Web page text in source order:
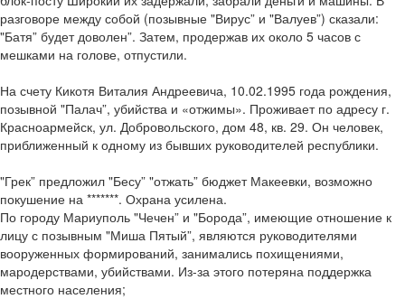
разговоре между собой (позывные "Вирус” и "Валуев”) сказали:
"Батя” будет доволен”. Затем, продержав их около 5 часов с
мешками на голове, отпустили.
На счету Кикотя Виталия Андреевича, 10.02.1995 года рождения,
позывной "Палач”, убийства и «отжимы». Проживает по адресу г.
Красноармейск, ул. Добровольского, дом 48, кв. 29. Он человек,
приближенный к одному из бывших руководителей республики.
"Грек” предложил "Бесу” "отжать” бюджет Макеевки, возможно
покушение на *******. Охрана усилена.
По городу Мариуполь "Чечен” и "Борода”, имеющие отношение к
лицу с позывным "Миша Пятый”, являются руководителями
вооруженных формирований, занимались похищениями,
мародерствами, убийствами. Из-за этого потеряна поддержка
местного населения;